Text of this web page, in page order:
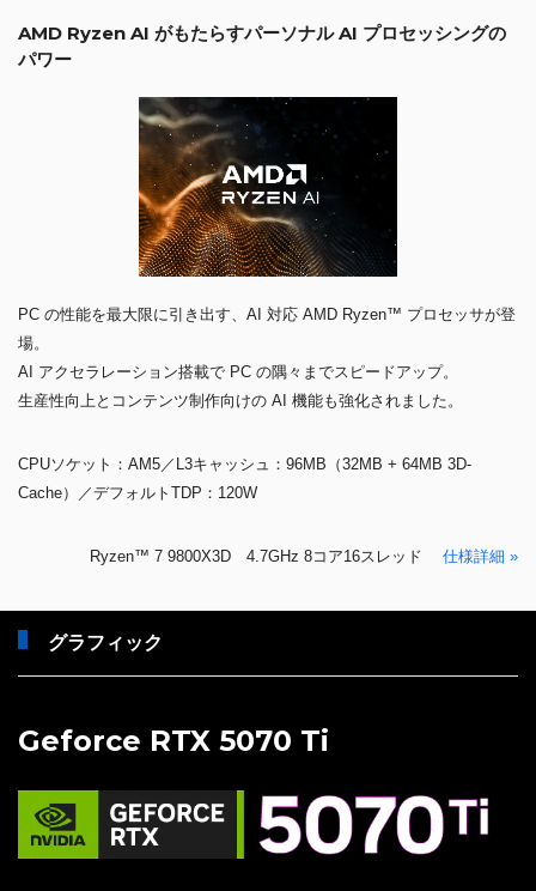
AMD Ryzen AI がもたらすパーソナル AI プロセッシングの
パワー
PC の性能を最大限に引き出す、AI 対応 AMD Ryzen™ プロセッサが登
場。
AI アクセラレーション搭載で PC の隅々までスピードアップ。
生産性向上とコンテンツ制作向けの AI 機能も強化されました。
CPUソケット：AM5／L3キャッシュ：96MB（32MB + 64MB 3D-
Cache）／デフォルトTDP：120W
Ryzen™ 7 9800X3D 4.7GHz 8コア16スレッド 仕様詳細 »
グラフィック
Geforce RTX 5070 Ti